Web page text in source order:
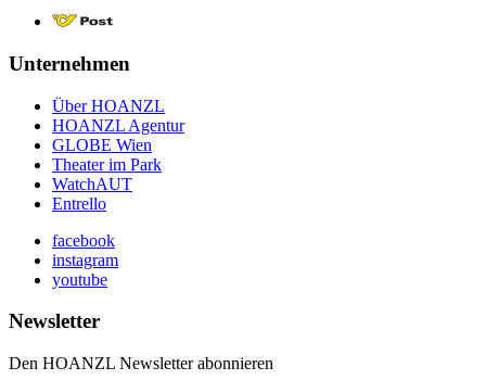
Unternehmen
Über HOANZL
HOANZL Agentur
GLOBE Wien
Theater im Park
WatchAUT
Entrello
facebook
instagram
youtube
Newsletter
Den HOANZL Newsletter abonnieren